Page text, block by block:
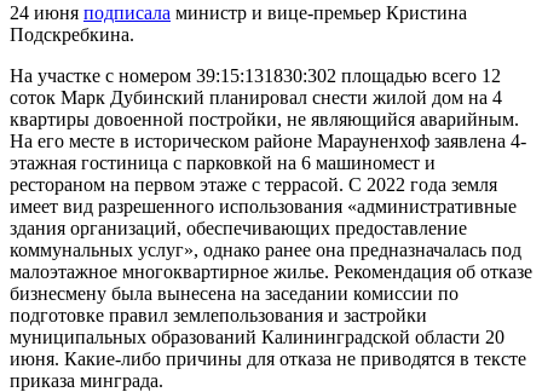
24 июня подписала министр и вице-премьер Кристина
Подскребкина.
На участке с номером 39:15:131830:302 площадью всего 12
соток Марк Дубинский планировал снести жилой дом на 4
квартиры довоенной постройки, не являющийся аварийным.
На его месте в историческом районе Марауненхоф заявлена 4-
этажная гостиница с парковкой на 6 машиномест и
рестораном на первом этаже с террасой. С 2022 года земля
имеет вид разрешенного использования «административные
здания организаций, обеспечивающих предоставление
коммунальных услуг», однако ранее она предназначалась под
малоэтажное многоквартирное жилье. Рекомендация об отказе
бизнесмену была вынесена на заседании комиссии по
подготовке правил землепользования и застройки
муниципальных образований Калининградской области 20
июня. Какие-либо причины для отказа не приводятся в тексте
приказа минграда.